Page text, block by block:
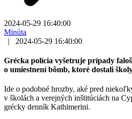
2024-05-29 16:40:00
Minúta
|
2024-05-29 16:40:00
Grécka polícia vyšetruje prípady
o umiestnení bômb, ktoré dostali
Ide o podobné hrozby, aké pred
v školách a verejných inštitúciách na
grécky denník Kathimerini.